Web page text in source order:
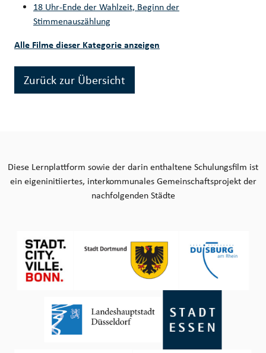
18 Uhr-Ende der Wahlzeit, Beginn der
Stimmenauszählung
Alle Filme dieser Kategorie anzeigen
Zurück zur Übersicht
Diese Lernplattform sowie der darin enthaltene Schulungsfilm ist
ein eigeninitiiertes, interkommunales Gemeinschaftsprojekt der
nachfolgenden Städte